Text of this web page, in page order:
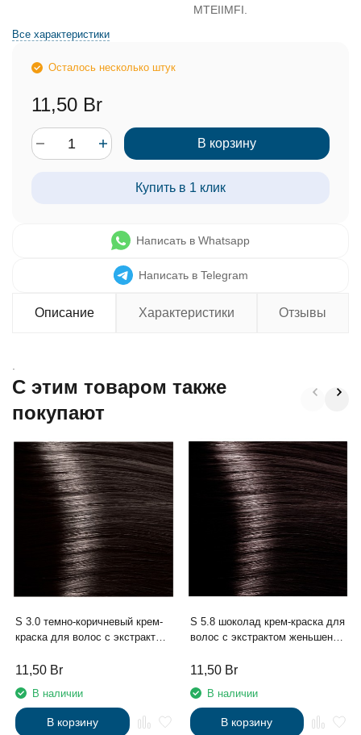
MTEIIMFI.
Все характеристики
Осталось несколько штук
11,50 Br
В корзину
Купить в 1 клик
Написать в Whatsapp
Написать в Telegram
Описание Характеристики Отзывы
C этим товаром также
покупают
S 3.0 темно-коричневый крем-
краска для волос с экстрактом
протеинами линии Studio
11,50 Br
В наличии
В корзину
S 5.8 шоколад крем-краска для
волос с экстрактом женьшеня
Studio Professional , 100 мл
11,50 Br
В наличии
В корзину